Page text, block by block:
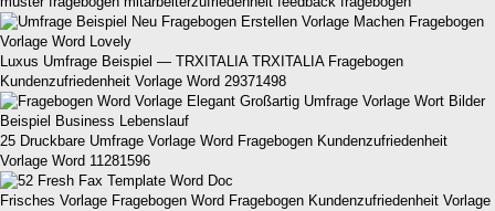
Luxus Umfrage Beispiel — TRXITALIA TRXITALIA Fragebogen
Kundenzufriedenheit Vorlage Word 29371498
25 Druckbare Umfrage Vorlage Word Fragebogen Kundenzufriedenheit
Vorlage Word 11281596
Frisches Vorlage Fragebogen Word Fragebogen Kundenzufriedenheit Vorlage